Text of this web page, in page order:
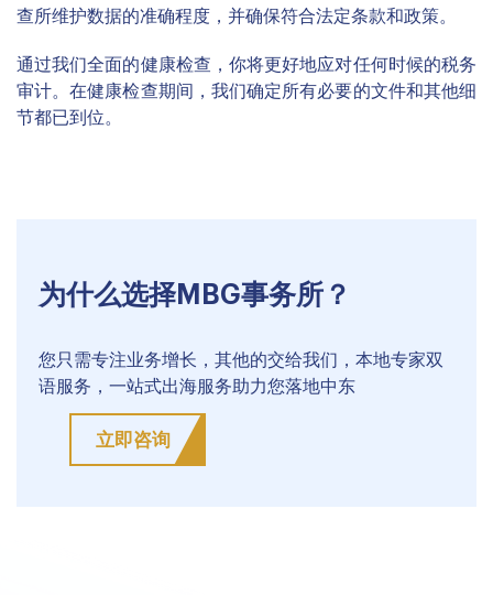
查所维护数据的准确程度，并确保符合法定条款和政策。
通过我们全面的健康检查，你将更好地应对任何时候的税务
审计。在健康检查期间，我们确定所有必要的文件和其他细
节都已到位。
为什么选择MBG事务所？
您只需专注业务增长，其他的交给我们，本地专家双
语服务，一站式出海服务助力您落地中东
立即咨询